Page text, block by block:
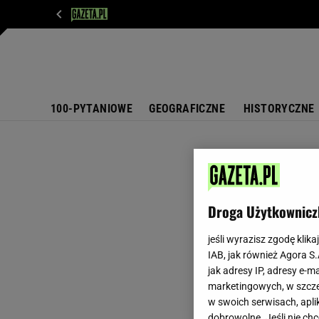
100-PYTANIOWE GEOGRAFICZNE HISTORYCZNE
Droga
jeśli wyrazisz zgodę
IAB, jak również Agora
jak adresy IP, adresy e-
marketingowych, w
w swoich serwisach,